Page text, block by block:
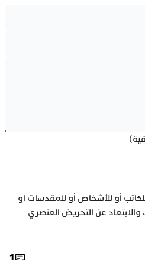
أو للأشخاص أو للمقدسات أو
والابتعاد عن التحريض العنصري